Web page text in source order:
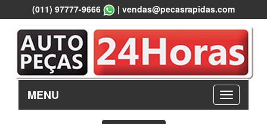
(011) 97777-9666 | vendas@pecasrapidas.com
MENU